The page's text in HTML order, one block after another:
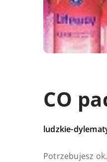
CO
ludzkie-
Potrzebujesz